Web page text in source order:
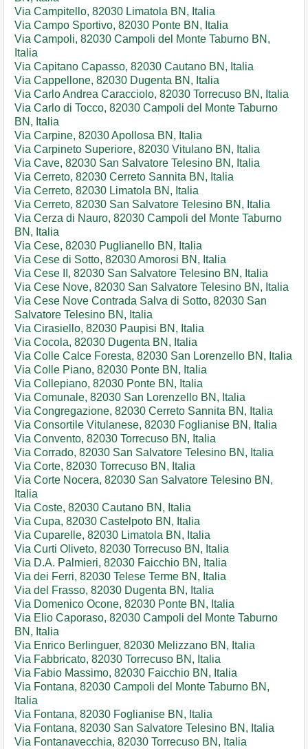
Via Campitello, 82030 Limatola BN, Italia
Via Campo Sportivo, 82030 Ponte BN, Italia
Via Campoli, 82030 Campoli del Monte Taburno BN,
Italia
Via Capitano Capasso, 82030 Cautano BN, Italia
Via Cappellone, 82030 Dugenta BN, Italia
Via Carlo Andrea Caracciolo, 82030 Torrecuso BN, Italia
Via Carlo di Tocco, 82030 Campoli del Monte Taburno
BN, Italia
Via Carpine, 82030 Apollosa BN, Italia
Via Carpineto Superiore, 82030 Vitulano BN, Italia
Via Cave, 82030 San Salvatore Telesino BN, Italia
Via Cerreto, 82030 Cerreto Sannita BN, Italia
Via Cerreto, 82030 Limatola BN, Italia
Via Cerreto, 82030 San Salvatore Telesino BN, Italia
Via Cerza di Nauro, 82030 Campoli del Monte Taburno
BN, Italia
Via Cese, 82030 Puglianello BN, Italia
Via Cese di Sotto, 82030 Amorosi BN, Italia
Via Cese II, 82030 San Salvatore Telesino BN, Italia
Via Cese Nove, 82030 San Salvatore Telesino BN, Italia
Via Cese Nove Contrada Salva di Sotto, 82030 San
Salvatore Telesino BN, Italia
Via Cirasiello, 82030 Paupisi BN, Italia
Via Cocola, 82030 Dugenta BN, Italia
Via Colle Calce Foresta, 82030 San Lorenzello BN, Italia
Via Colle Piano, 82030 Ponte BN, Italia
Via Collepiano, 82030 Ponte BN, Italia
Via Comunale, 82030 San Lorenzello BN, Italia
Via Congregazione, 82030 Cerreto Sannita BN, Italia
Via Consortile Vitulanese, 82030 Foglianise BN, Italia
Via Convento, 82030 Torrecuso BN, Italia
Via Corrado, 82030 San Salvatore Telesino BN, Italia
Via Corte, 82030 Torrecuso BN, Italia
Via Corte Nocera, 82030 San Salvatore Telesino BN,
Italia
Via Coste, 82030 Cautano BN, Italia
Via Cupa, 82030 Castelpoto BN, Italia
Via Cuparelle, 82030 Limatola BN, Italia
Via Curti Oliveto, 82030 Torrecuso BN, Italia
Via D.A. Palmieri, 82030 Faicchio BN, Italia
Via dei Ferri, 82030 Telese Terme BN, Italia
Via del Frasso, 82030 Dugenta BN, Italia
Via Domenico Ocone, 82030 Ponte BN, Italia
Via Elio Caporaso, 82030 Campoli del Monte Taburno
BN, Italia
Via Enrico Berlinguer, 82030 Melizzano BN, Italia
Via Fabbricato, 82030 Torrecuso BN, Italia
Via Fabio Massimo, 82030 Faicchio BN, Italia
Via Fontana, 82030 Campoli del Monte Taburno BN,
Italia
Via Fontana, 82030 Foglianise BN, Italia
Via Fontana, 82030 San Salvatore Telesino BN, Italia
Via Fontanavecchia, 82030 Torrecuso BN, Italia